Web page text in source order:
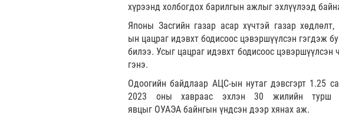
хүрээнд холбогдох барилгын ажлыг эхлүүлээд
Японы Засгийн газар асар хүчтэй газар
ын цацраг идэвхт бодисоос цэвэршүүлсэн гэгдэж
билээ. Усыг цацраг идэвхт бодисоос цэвэршүүлсэн
гэнэ.
Одоогийн байдлаар АЦС-ын нутаг дэвсгэрт 1.25
2023 оны хавраас эхлэн 30 жилийн
явцыг ОУАЭА байнгын үндсэн дээр хянах аж.